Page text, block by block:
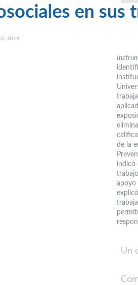
en sus
2019
de la
indicó
apoyo
Un